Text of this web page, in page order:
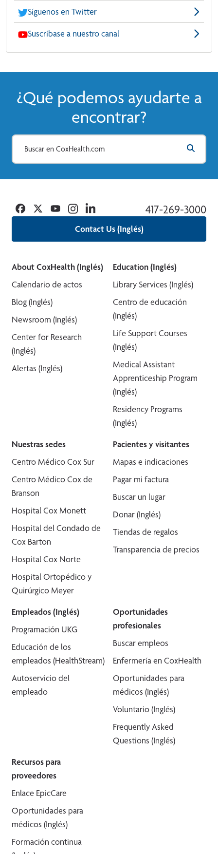
Síguenos en Twitter
Suscríbase a nuestro canal
¿Qué podemos ayudarte a
encontrar?
Contact Us (Inglés)
417-269-3000
Facebook
TwitterYouTubeInstagramLinkedin
About CoxHealth (Inglés)
Calendario de actos
Blog (Inglés)
Newsroom (Inglés)
Center for Research
(Inglés)
Alertas (Inglés)
Education (Inglés)
Library Services (Inglés)
Centro de educación
(Inglés)
Life Support Courses
(Inglés)
Medical Assistant
Apprenticeship Program
(Inglés)
Residency Programs
(Inglés)
Nuestras sedes
Centro Médico Cox Sur
Centro Médico Cox de
Branson
Hospital Cox Monett
Hospital del Condado de
Cox Barton
Hospital Cox Norte
Hospital Ortopédico y
Quirúrgico Meyer
Pacientes y visitantes
Mapas e indicaciones
Pagar mi factura
Buscar un lugar
Donar (Inglés)
Tiendas de regalos
Transparencia de precios
Empleados (Inglés)
Programación UKG
Educación de los
empleados (HealthStream)
Autoservicio del
empleado
Oportunidades
profesionales
Buscar empleos
Enfermería en CoxHealth
Oportunidades para
médicos (Inglés)
Voluntario (Inglés)
Frequently Asked
Questions (Inglés)
Recursos para
proveedores
Enlace EpicCare
Oportunidades para
médicos (Inglés)
Formación continua